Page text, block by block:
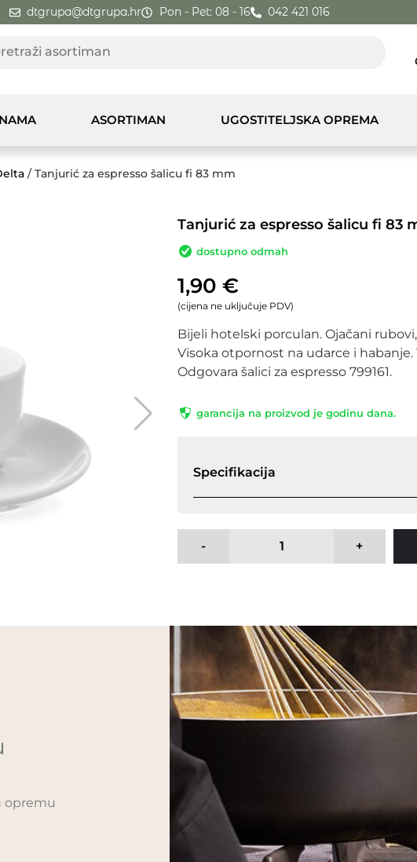
dtgrupa@dtgrupa.hr Pon - Pet: 08 - 16 042 421 016
ASORTIMAN UGOSTITELJSKA OPREMA
/ Tanjurić za espresso šalicu fi 83 mm
Tanjurić za espresso šalicu fi 83
dostupno odmah
1,90 €
(cijena ne uključuje PDV)
Bijeli hotelski porculan. Ojačani
Visoka otpornost na udarce i
Odgovara šalici za espresso 799161.
garancija na proizvod je godinu dana.
Specifikacija
- +
opremu